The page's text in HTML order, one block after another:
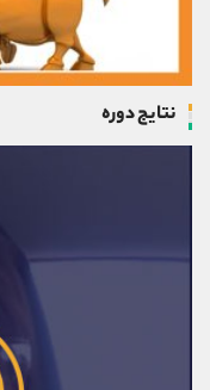
نتایج دوره